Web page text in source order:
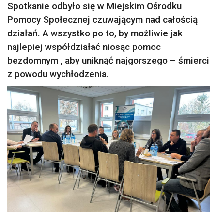
Spotkanie odbyło się w Miejskim Ośrodku
Pomocy Społecznej czuwającym nad całością
działań. A wszystko po to, by możliwie jak
najlepiej współdziałać niosąc pomoc
bezdomnym , aby uniknąć najgorszego – śmierci
z powodu wychłodzenia.